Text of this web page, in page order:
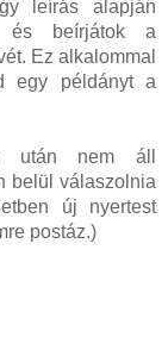
leírás alapján
és beírjátok a
Ez alkalommal
egy példányt a
után nem áll
belül válaszolnia
új nyertest
postáz.)